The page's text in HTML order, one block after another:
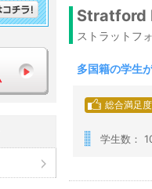
Stratford
ストラットフ
多国籍の学生
総合満足度
学生数：